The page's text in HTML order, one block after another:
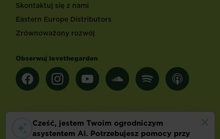
Skontaktuj się z nami
Eastern Europe Distributors
Zrównoważony rozwój
Obserwuj lovethegarden
Inne kraje